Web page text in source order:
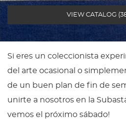
VIEW CATALOG
Si eres un coleccionista
del arte ocasional o
de un buen plan de fin de
unirte a nosotros en la
vemos el próximo sábado!